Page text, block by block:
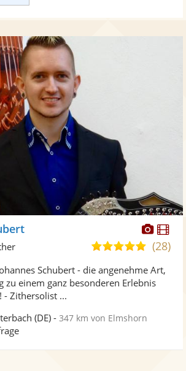
Fotos
5,0
5
(28)
Schubert - die angenehme Art,
zu einem ganz besonderen Erlebnis
- Zithersolist ...
(DE) -347 km von Elmshorn